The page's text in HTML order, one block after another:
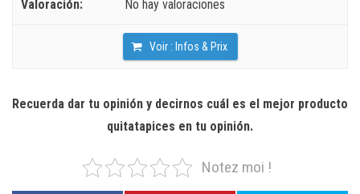
No hay valoraciones
Voir : Infos & Prix
Recuerda dar tu opinión y decirnos cuál es el mejor producto
quitatapices en tu opinión.
Notez moi !